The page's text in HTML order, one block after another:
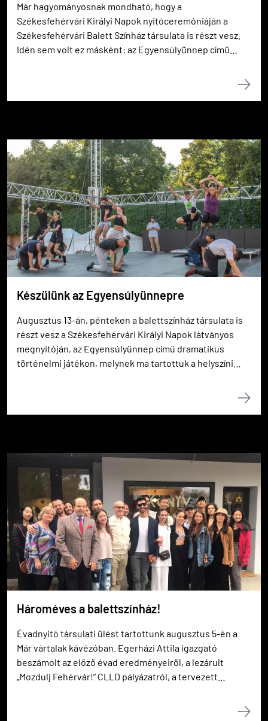
Már hagyományosnak mondható, hogy a
Székesfehérvári Királyi Napok nyitóceremóniáján a
Székesfehérvári Balett Színház társulata is részt vesz.
Idén sem volt ez másként: az Egyensúlyünnep című
Készülünk az Egyensúlyünnepre
Augusztus 13-án, pénteken a balettszínház társulata is
részt vesz a Székesfehérvári Királyi Napok látványos
megnyitóján, az Egyensúlyünnep című dramatikus
történelmi játékon, melynek ma tartottuk a helyszíni
Hároméves a balettszínház!
Évadnyitó társulati ülést tartottunk augusztus 5-én a
Már vártalak kávézóban. Egerházi Attila igazgató
beszámolt az előző évad eredményeiről, a lezárult
„Mozdulj Fehérvár!” CLLD pályázatról, a tervezett